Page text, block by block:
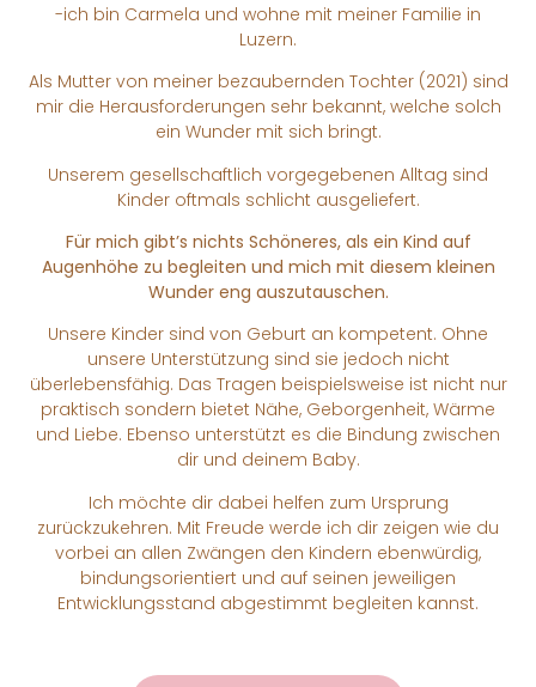
-ich bin Carmela und wohne mit meiner Familie in
Luzern.
Als Mutter von meiner bezaubernden Tochter (2021) sind
mir die Herausforderungen sehr bekannt, welche solch
ein Wunder mit sich bringt.
Unserem gesellschaftlich vorgegebenen Alltag sind
Kinder oftmals schlicht ausgeliefert.
Für mich gibt’s nichts Schöneres, als ein Kind auf
Augenhöhe zu begleiten und mich mit diesem kleinen
Wunder eng auszutauschen.
Unsere Kinder sind von Geburt an kompetent. Ohne
unsere Unterstützung sind sie jedoch nicht
überlebensfähig. Das Tragen beispielsweise ist nicht nur
praktisch sondern bietet Nähe, Geborgenheit, Wärme
und Liebe. Ebenso unterstützt es die Bindung zwischen
dir und deinem Baby.
Ich möchte dir dabei helfen zum Ursprung
zurückzukehren. Mit Freude werde ich dir zeigen wie du
vorbei an allen Zwängen den Kindern ebenwürdig,
bindungsorientiert und auf seinen jeweiligen
Entwicklungsstand abgestimmt begleiten kannst.